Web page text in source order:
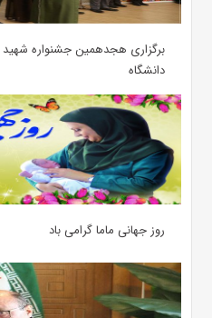
برگزاری هجدهمین جشنواره شهید
دانشگاه
روز جهانی ماما گرامی باد